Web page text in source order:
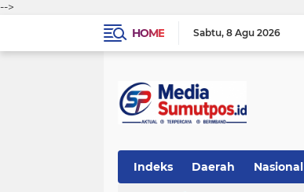
-->
HOME
Sabtu 8 Agu 2026
Indeks Daerah Nasional